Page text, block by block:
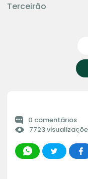
Terceirão
0 comentários
7723